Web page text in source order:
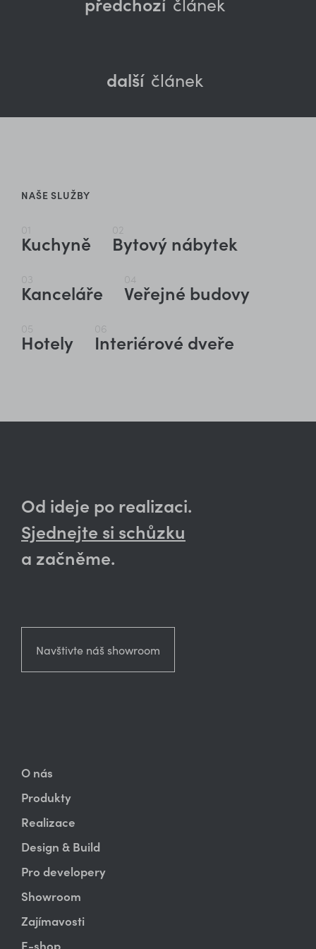
další článek
NAŠE SLUŽBY
01
Kuchyně
02
Bytový nábytek
03
Kanceláře
04
Veřejné budovy
05
Hotely
06
Interiérové dveře
Od ideje po realizaci.
Sjednejte si schůzku
a začněme.
Navštivte náš showroom
O nás
Produkty
Realizace
Design & Build
Pro developery
Showroom
Zajímavosti
E-shop